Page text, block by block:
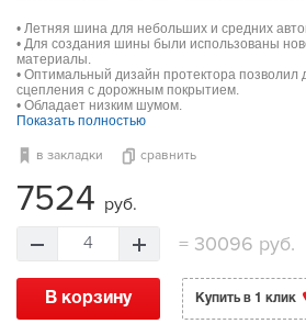
• Летняя шина для небольших и средних
• Для создания шины были использованы
материалы.
• Оптимальный дизайн протектора позволил
сцепления с дорожным покрытием.
• Обладает низким шумом.
Показать полностью
в закладки сравнить
7524 руб.
4 =30096 руб.
В корзину Купить в 1 клик